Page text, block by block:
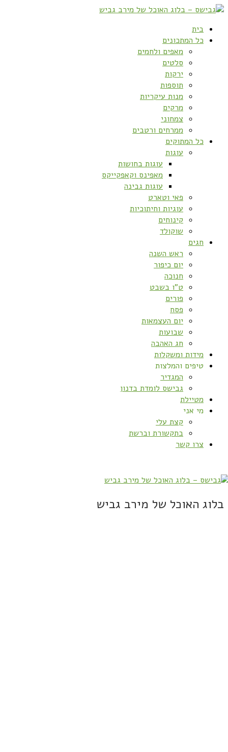
בית
כל המתכונים
מאפים ולחמים
סלטים
ירקות
תוספות
מנות עיקריות
מרקים
צמחוני
ממרחים ורטבים
כל המתוקים
עוגות
עוגות בחושות
מאפינס וקאפקייקס
עוגות גבינה
פאי וטארט
עוגיות וחיתוכיות
קינוחים
שוקולד
חגים
ראש השנה
יום כיפור
חנוכה
ט”ו בשבט
פורים
פסח
יום העצמאות
שבועות
חג האהבה
מידות ומשקלות
טיפים והמלצות
המגדיר
גבישס לומדת בדנון
מטיילת
מי אני
קצת עלי
בתקשורת וברשת
צרו קשר
בלוג האוכל של מירב גביש